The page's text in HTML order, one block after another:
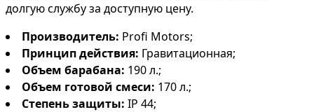
долгую службу за доступную цену.
Производитель: Profi Motors;
Принцип действия: Гравитационная;
Объем барабана: 190 л.;
Объем готовой смеси: 170 л.;
Степень защиты: IP 44;